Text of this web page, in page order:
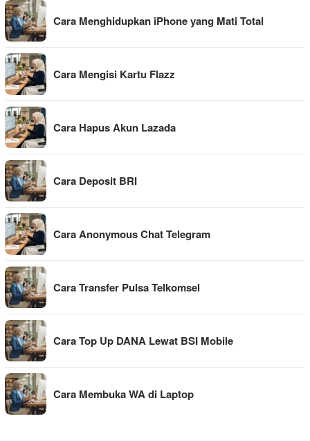
Cara Menghidupkan iPhone yang Mati Total
Cara Mengisi Kartu Flazz
Cara Hapus Akun Lazada
Cara Deposit BRI
Cara Anonymous Chat Telegram
Cara Transfer Pulsa Telkomsel
Cara Top Up DANA Lewat BSI Mobile
Cara Membuka WA di Laptop